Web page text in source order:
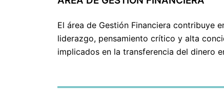
El área de Gestión Financiera contribuye
liderazgo, pensamiento crítico y alta
implicados en la transferencia del dinero